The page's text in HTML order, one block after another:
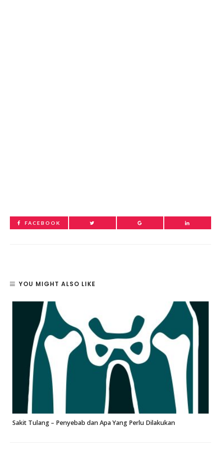
FACEBOOK
YOU MIGHT ALSO LIKE
Sakit Tulang – Penyebab dan Apa Yang Perlu Dilakukan